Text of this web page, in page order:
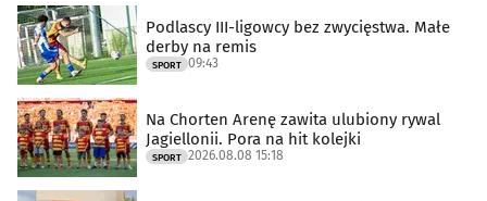
Podlascy III-ligowcy bez zwycięstwa. Małe
derby na remis
SPORT 09:43
Na Chorten Arenę zawita ulubiony rywal
Jagiellonii. Pora na hit kolejki
SPORT 2026.08.08 15:18